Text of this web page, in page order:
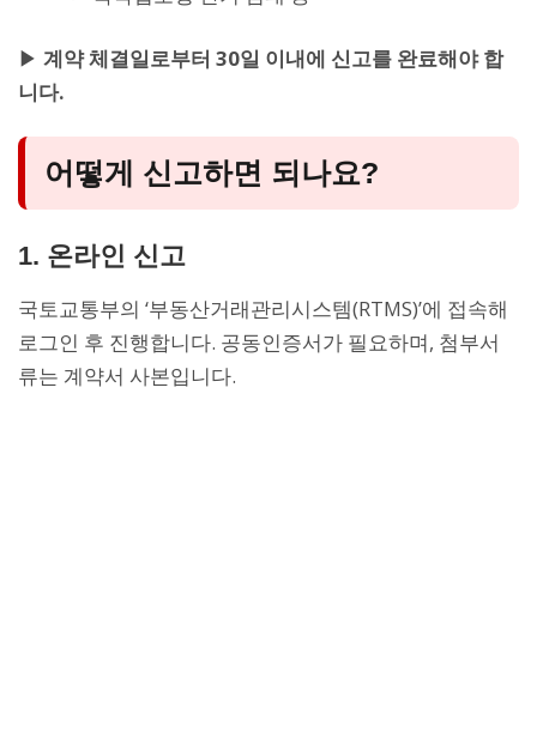
▶ 계약 체결일로부터 30일 이내에 신고를 완료해야 합
니다.
어떻게 신고하면 되나요?
1. 온라인 신고
국토교통부의 ‘부동산거래관리시스템(RTMS)’에 접속해
로그인 후 진행합니다. 공동인증서가 필요하며, 첨부서
류는 계약서 사본입니다.